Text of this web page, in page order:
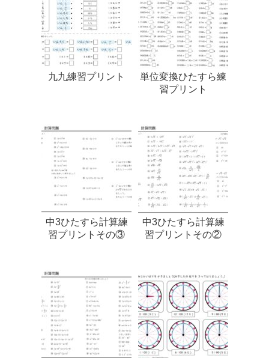
九九練習プリント
単位変換ひたすら練
習プリント
中3ひたすら計算練
習プリントその③
中3ひたすら計算練
習プリントその②